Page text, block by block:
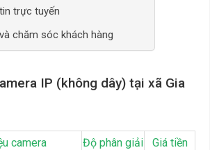
trực tuyến
chăm sóc khách hàng
IP (không dây) tại xã Gia
camera Độ phân giải
Giá tiền